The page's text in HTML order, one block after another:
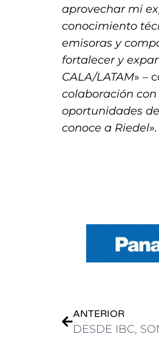
aprovechar mi
conocimiento
emisoras y
fortalecer y
CALA/LATAM» –
colaboración
oportunidades
conoce a Riedel».
ANTERIOR